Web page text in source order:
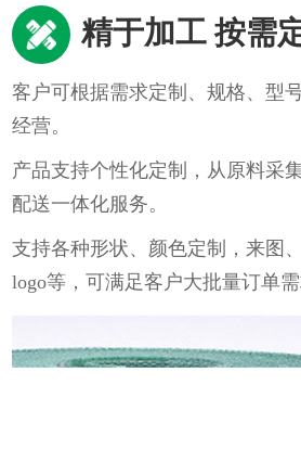
精于加工 按需
客户可根据需求定制、规格、型
经营。
产品支持个性化定制，从原料采
配送一体化服务。
支持各种形状、颜色定制，来图
logo等，可满足客户大批量订单需